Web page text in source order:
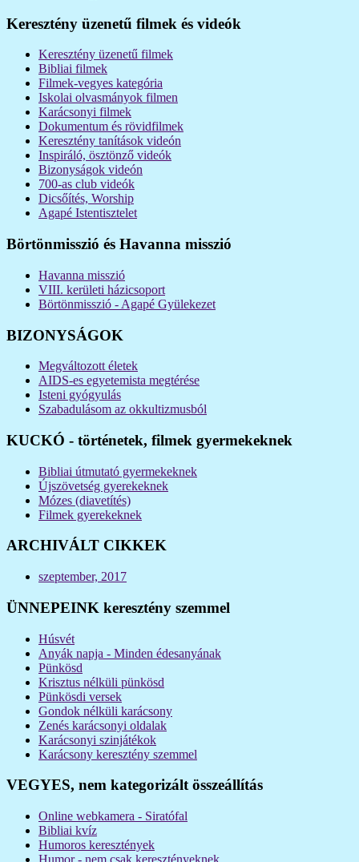
Keresztény üzenetű filmek és videók
Keresztény üzenetű filmek
Bibliai filmek
Filmek-vegyes kategória
Iskolai olvasmányok filmen
Karácsonyi filmek
Dokumentum és rövidfilmek
Keresztény tanítások videón
Inspiráló, ösztönző videók
Bizonyságok videón
700-as club videók
Dicsőítés, Worship
Agapé Istentisztelet
Börtönmisszió és Havanna misszió
Havanna misszió
VIII. kerületi házicsoport
Börtönmisszió - Agapé Gyülekezet
BIZONYSÁGOK
Megváltozott életek
AIDS-es egyetemista megtérése
Isteni gyógyulás
Szabadulásom az okkultizmusból
KUCKÓ - történetek, filmek gyermekeknek
Bibliai útmutató gyermekeknek
Újszövetség gyerekeknek
Mózes (diavetítés)
Filmek gyerekeknek
ARCHIVÁLT CIKKEK
szeptember, 2017
ÜNNEPEINK keresztény szemmel
Húsvét
Anyák napja - Minden édesanyának
Pünkösd
Krisztus nélküli pünkösd
Pünkösdi versek
Gondok nélküli karácsony
Zenés karácsonyi oldalak
Karácsonyi szinjátékok
Karácsony keresztény szemmel
VEGYES, nem kategorizált összeállítás
Online webkamera - Siratófal
Bibliai kvíz
Humoros keresztények
Humor - nem csak keresztényeknek